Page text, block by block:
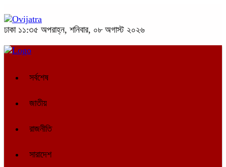
ঢাকা ১১:৩৫ অপরাহ্ন, শনিবার, ০৮ অগাস্ট ২০২৬
সর্বশেষ
জাতীয়
রাজনীতি
সারাদেশ